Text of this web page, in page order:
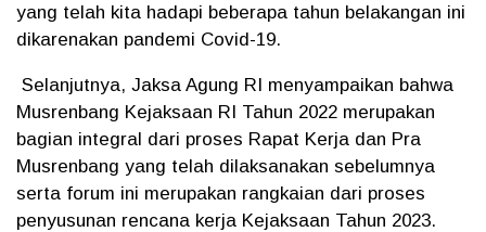
yang telah kita hadapi beberapa tahun belakangan ini
dikarenakan pandemi Covid-19.
Selanjutnya, Jaksa Agung RI menyampaikan bahwa
Musrenbang Kejaksaan RI Tahun 2022 merupakan
bagian integral dari proses Rapat Kerja dan Pra
Musrenbang yang telah dilaksanakan sebelumnya
serta forum ini merupakan rangkaian dari proses
penyusunan rencana kerja Kejaksaan Tahun 2023.